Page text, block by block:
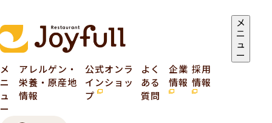
メ
ニ
ュ
ー
メ
ニ
ュ
ー
アレルゲン・
栄養・原産地
情報
公式オンラ
インショッ
プ
よく
ある
質問
企業
情報
採用
情報